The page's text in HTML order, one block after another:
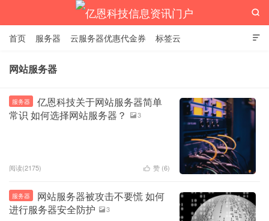
亿恩科技信息资讯门户

首页 服务器 云服务器优惠代金券 标签云

网站服务器
服务器
亿恩科技关于网站服务器简单
常识 如何选择网站服务器？
3
阅读(2175)  赞 (6)
服务器
网站服务器被攻击不要慌 如何
进行服务器安全防护
3